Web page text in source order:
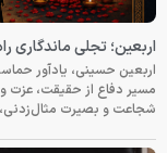
اربعین؛ تجلی ماندگاری
اربعین حسینی، یادآور
مسیر دفاع از حقیقت،
شجاعت و بصیرت مثال‌زدنی،